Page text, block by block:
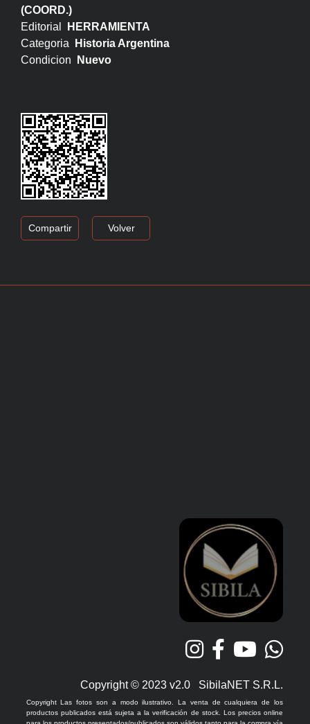
(COORD.)
Editorial
HERRAMIENTA
Categoria
Historia Argentina
Condicion
Nuevo
Compartir Volver
Copyright © 2023 v2.0 SibilaNET S.R.L.
Copyright Las fotos son a modo ilustrativo. La venta de cualquiera de los
productos publicados está sujeta a la verificación de stock. Los precios online